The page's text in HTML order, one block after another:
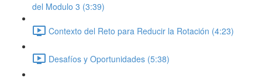
del Modulo 3 (3:39)
Contexto del Reto para Reducir la Rotación (4:23)
Desafíos y Oportunidades (5:38)